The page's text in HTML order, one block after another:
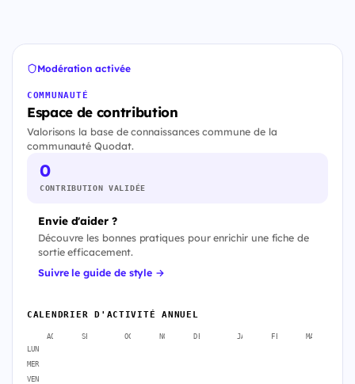
Modération activée
COMMUNAUTÉ
Espace de contribution
Valorisons la base de connaissances commune de la
communauté Quodat.
0
CONTRIBUTION VALIDÉE
Envie d'aider ?
Découvre les bonnes pratiques pour enrichir une fiche de
sortie efficacement.
Suivre le guide de style →
CALENDRIER D'ACTIVITÉ ANNUEL
AOÛT SEPT. OCT. NOV. DÉC. JANV. FÉVR. MARS
LUN
MER
VEN